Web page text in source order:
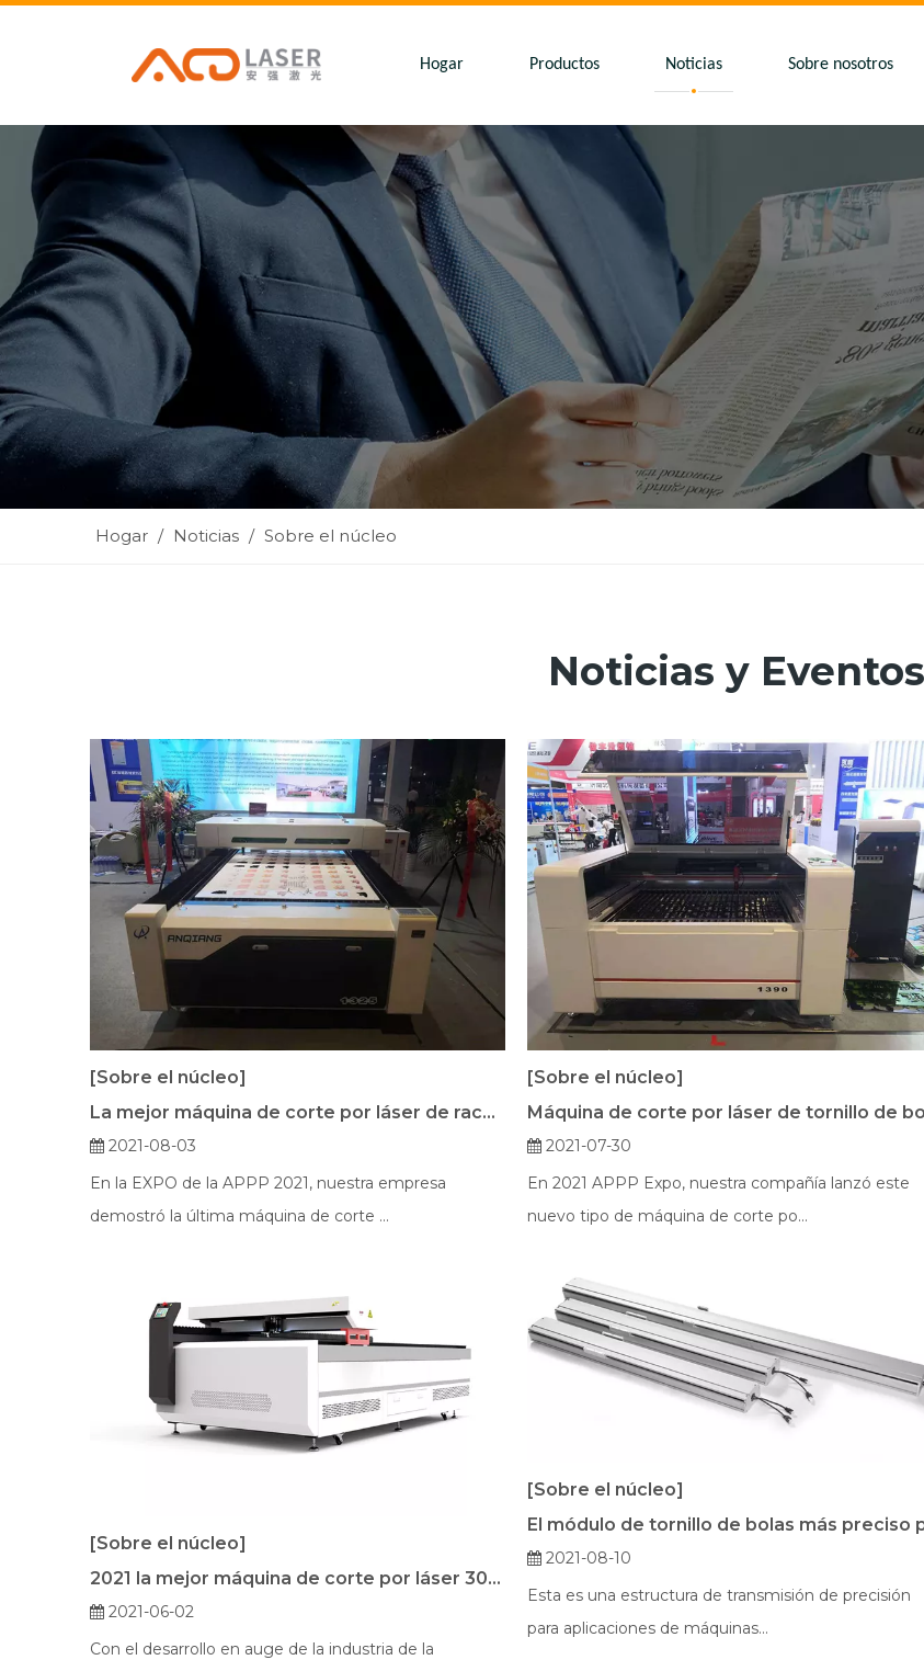
Hogar Productos Noticias Sobre nosotros
Hogar / Noticias / Sobre el núcleo
Noticias y Eventos
[Sobre el núcleo]
La mejor máquina de corte por láser de rack de alta velocidad 300W
2021-08-03
En la EXPO de la APPP 2021, nuestra empresa
demostró la última máquina de corte ...
[Sobre el núcleo]
2021-07-30
En 2021 APPP Expo, nuestra compañía lanzó este
nuevo tipo de máquina de corte po...
[Sobre el núcleo]
2021 la mejor máquina de corte por láser 300W
2021-06-02
Con el desarrollo en auge de la industria de la
[Sobre el núcleo]
2021-08-10
Esta es una estructura de transmisión de precisión
para aplicaciones de máquinas...